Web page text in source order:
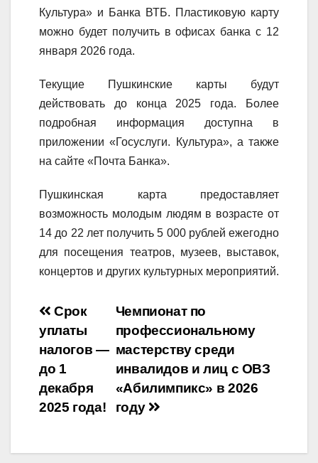
Культура» и Банка ВТБ. Пластиковую карту
можно будет получить в офисах банка с 12
января 2026 года.
Текущие Пушкинские карты будут
действовать до конца 2025 года. Более
подробная информация доступна в
приложении «Госуслуги. Культура», а также
на сайте «Почта Банка».
Пушкинская карта предоставляет
возможность молодым людям в возрасте от
14 до 22 лет получить 5 000 рублей ежегодно
для посещения театров, музеев, выставок,
концертов и других культурных мероприятий.
Навигация
по
записям
Чемпионат по
профессиональному
мастерству среди
инвалидов и лиц с ОВЗ
«Абилимпикс» в 2026
году
Срок
уплаты
налогов —
до 1
декабря
2025 года!